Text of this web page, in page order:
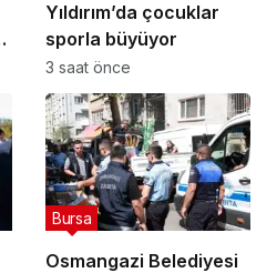
Yıldırım’da çocuklar
sporla büyüyor
3 saat önce
Osmangazi Belediyesi
Bursa